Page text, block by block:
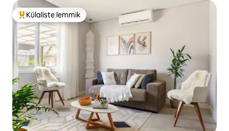
Külaliste suur lemmik
Külaliste lemmik